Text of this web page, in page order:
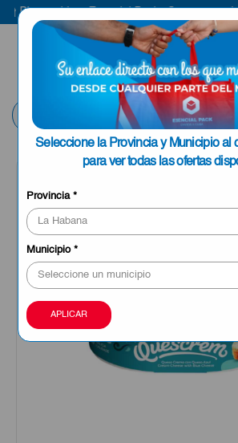
Seleccione la Provincia y Municipio al
para ver todas las ofertas
Provincia*
Municipio*
APLICAR
Bienvenido a Esencial Pack
ENVIAR A
HABANA